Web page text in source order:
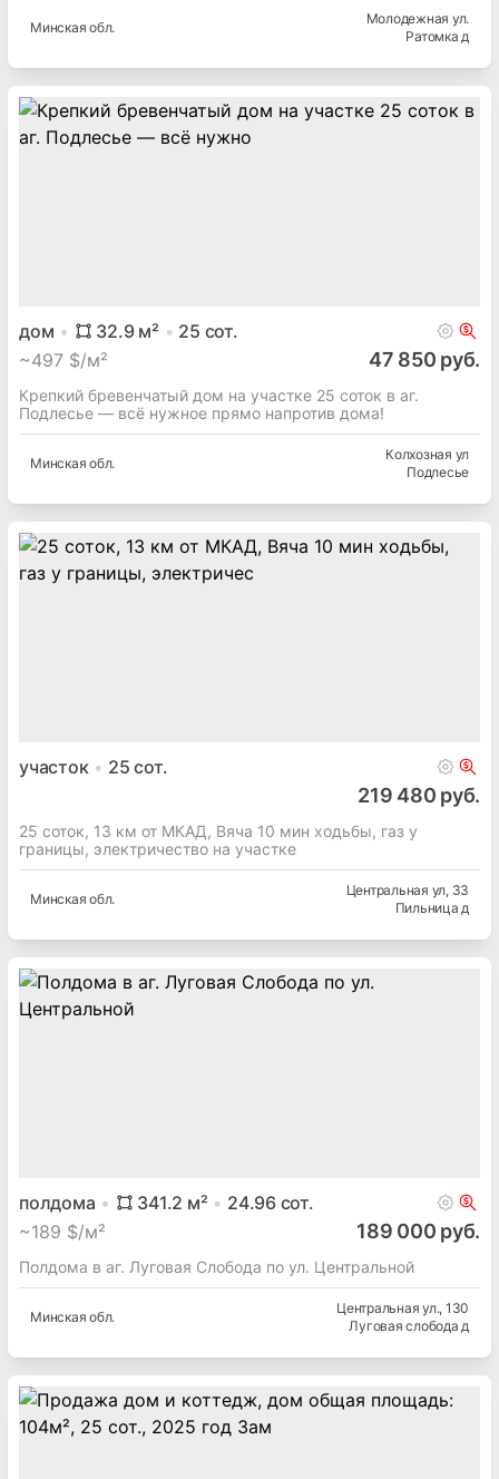
Минская обл.
Молодежная ул.
Ратомка д
дом 32.9м² 25 сот.
~497 $/м² 47 850 руб.
Крепкий бревенчатый дом на участке 25 соток в аг.
Подлесье — всё нужное прямо напротив дома!
Минская обл.
Колхозная ул
Подлесье
участок 25 сот.
219 480 руб.
25 соток, 13 км от МКАД, Вяча 10 мин ходьбы, газ у
границы, электричество на участке
Минская обл.
Центральная ул, 33
Пильница д
полдома 341.2 м² 24.96сот.
~189 $/м² 189 000 руб.
Полдома в аг. Луговая Слобода по ул. Центральной
Минская обл.
Центральная ул., 130
Луговая слобода д